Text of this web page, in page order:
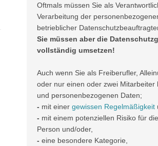
Oftmals müssen Sie als
Verarbeitung der
betrieblicher
Sie müssen aber die
vollständig umsetzen!
Auch wenn Sie als Freiberufler,
oder nur einen oder zwei Mitarbeiter
und personenbezogenen Daten;
- mit einer gewissen Regelmäßigkeit
- mit einem potenziellen Risiko für
Person und/oder,
- eine besondere Kategorie,